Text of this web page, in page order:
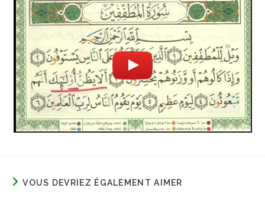
VOUS DEVRIEZ ÉGALEMENT AIMER